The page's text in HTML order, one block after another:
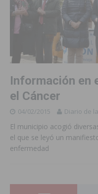
Información en
el Cáncer
04/02/2015 Diario de
El municipio acogió
el que se leyó un
enfermedad